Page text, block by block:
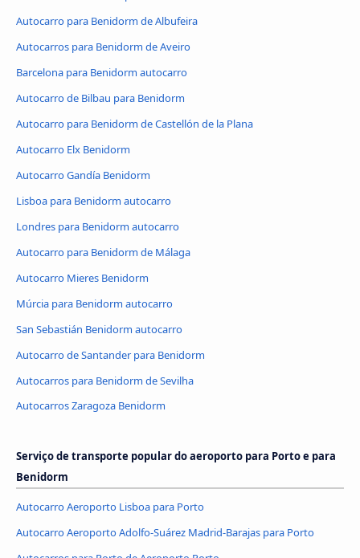
Autocarro para Benidorm de Albufeira
Autocarros para Benidorm de Aveiro
Barcelona para Benidorm autocarro
Autocarro de Bilbau para Benidorm
Autocarro para Benidorm de Castellón de la Plana
Autocarro Elx Benidorm
Autocarro Gandía Benidorm
Lisboa para Benidorm autocarro
Londres para Benidorm autocarro
Autocarro para Benidorm de Málaga
Autocarro Mieres Benidorm
Múrcia para Benidorm autocarro
San Sebastián Benidorm autocarro
Autocarro de Santander para Benidorm
Autocarros para Benidorm de Sevilha
Autocarros Zaragoza Benidorm
Serviço de transporte popular do aeroporto para Porto e para
Benidorm
Autocarro Aeroporto Lisboa para Porto
Autocarro Aeroporto Adolfo-Suárez Madrid-Barajas para Porto